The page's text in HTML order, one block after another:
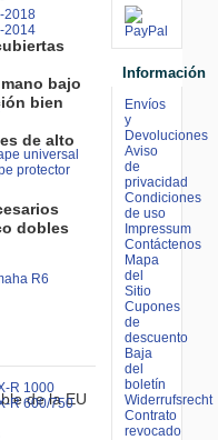
2018
2014
universal
protector
R6
R 1000
R 600/750
bajo
bien
de alto
dobles
de la EU
Información
Envíos
y
Devoluciones
Aviso
de
privacidad
Condiciones
de uso
Impressum
Contáctenos
Mapa
del
Sitio
Cupones
de
descuento
Baja
del
boletín
Widerrufsrecht
Contrato
revocado